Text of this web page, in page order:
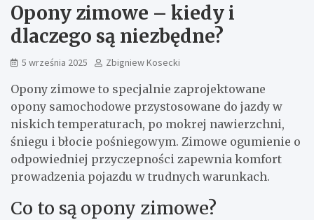
Opony zimowe – kiedy i
dlaczego są niezbędne?
5 września 2025 Zbigniew Kosecki
Opony zimowe to specjalnie zaprojektowane
opony samochodowe przystosowane do jazdy w
niskich temperaturach, po mokrej nawierzchni,
śniegu i błocie pośniegowym. Zimowe ogumienie o
odpowiedniej przyczepności zapewnia komfort
prowadzenia pojazdu w trudnych warunkach.
Co to są opony zimowe?